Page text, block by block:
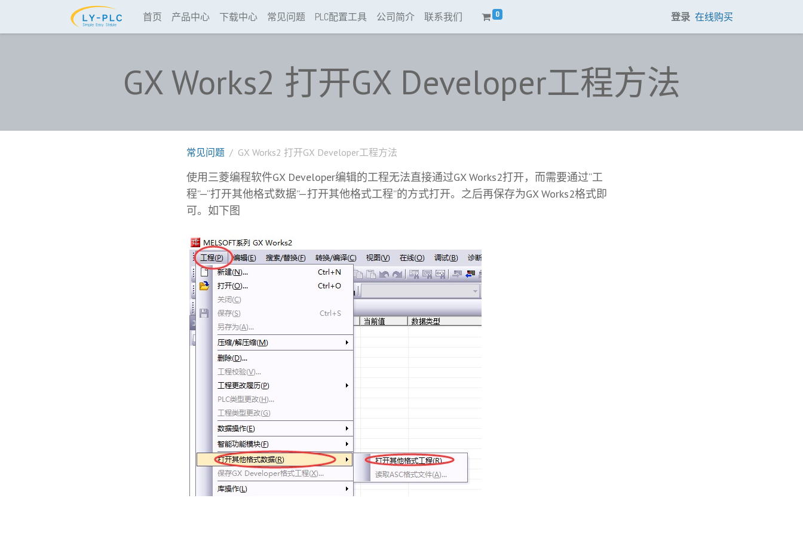
首页 产品中心 下载中心 常见问题 PLC配置工具 公司简介 联系我们 0 登录 在线购买
GX Works2 打开GX Developer工程方法
常见问题 GX Works2 打开GX Developer工程方法
使用三菱编程软件GX Developer编辑的工程无法直接通过GX Works2打开，而需要通过“工
程”—“打开其他格式数据”—打开其他格式工程”的方式打开。之后再保存为GX Works2格式即
可。如下图